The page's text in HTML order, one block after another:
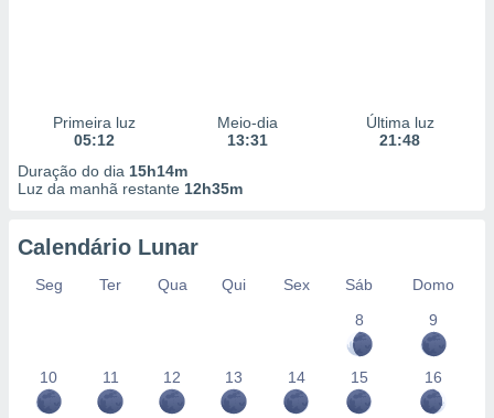
Primeira luz
05:12
Meio-dia
13:31
Última luz
21:48
Duração do dia 15h14m
Luz da manhã restante 12h35m
Calendário Lunar
Seg Ter Qua Qui Sex Sáb
Domo
8
9
10 11 12 13 14 15 16